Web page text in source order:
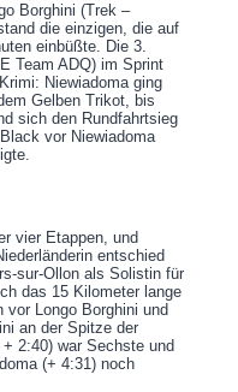
Borghini (Trek –
die einzigen, die auf
einbüßte. Die 3.
Team ADQ) im Sprint
Niewiadoma ging
Gelben Trikot, bis
sich den Rundfahrtsieg
vor Niewiadoma
vier Etappen, und
entschied
sur-Ollon als Solistin für
das 15 Kilometer lange
vor Longo Borghini und
an der Spitze der
2:40) war Sechste und
(+ 4:31) noch